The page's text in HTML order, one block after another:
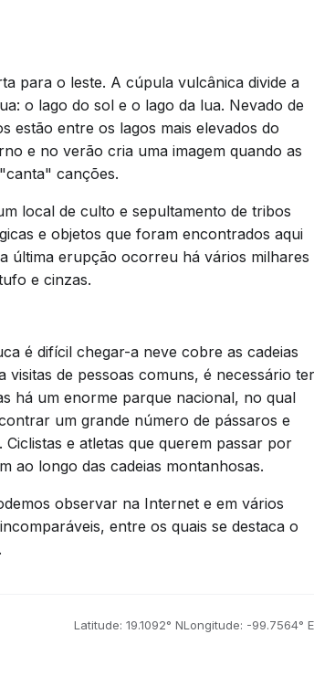
para o leste. A cúpula vulcânica divide a
o lago do sol e o lago da lua. Nevado de
estão entre os lagos mais elevados do
e no verão cria uma imagem quando as
canções.
local de culto e sepultamento de tribos
e objetos que foram encontrados aqui
última erupção ocorreu há vários milhares
e cinzas.
é difícil chegar-a neve cobre as cadeias
de pessoas comuns, é necessário ter
há um enorme parque nacional, no qual
um grande número de pássaros e
e atletas que querem passar por
ao longo das cadeias montanhosas.
observar na Internet e em vários
entre os quais se destaca o
Latitude: 19.1092° NLongitude: -99.7564° E